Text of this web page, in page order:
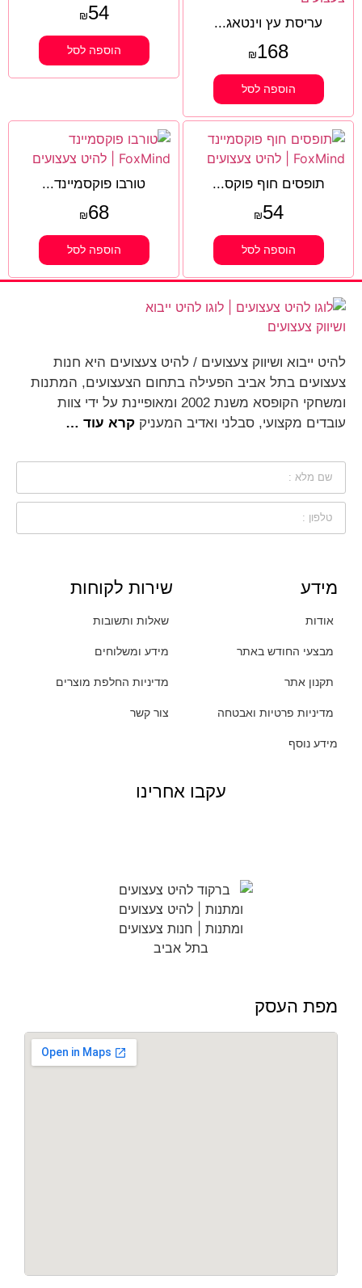
עריסת עץ וינטאג...
₪168
הוספה לסל
₪54
הוספה לסל
תופסים חוף פוקס...
₪54
הוספה לסל
טורבו פוקסמיינד...
₪68
הוספה לסל
להיט ייבוא ושיווק צעצועים / להיט צעצועים היא חנות
צעצועים בתל אביב הפעילה בתחום הצעצועים, המתנות
ומשחקי הקופסא משנת 2002 ומאופיינת על ידי צוות
עובדים מקצועי, סבלני ואדיב המעניק קרא עוד …
מידע
אודות
מבצעי החודש באתר
תקנון אתר
מדיניות פרטיות ואבטחה
מידע נוסף
שירות לקוחות
שאלות ותשובות
מידע ומשלוחים
מדיניות החלפת מוצרים
צור קשר
עקבו אחרינו
מפת העסק